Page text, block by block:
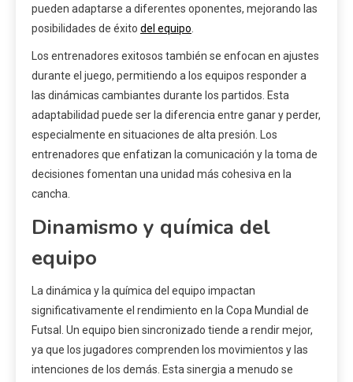
pueden adaptarse a diferentes oponentes, mejorando las
posibilidades de éxito del equipo.
Los entrenadores exitosos también se enfocan en ajustes
durante el juego, permitiendo a los equipos responder a
las dinámicas cambiantes durante los partidos. Esta
adaptabilidad puede ser la diferencia entre ganar y perder,
especialmente en situaciones de alta presión. Los
entrenadores que enfatizan la comunicación y la toma de
decisiones fomentan una unidad más cohesiva en la
cancha.
Dinamismo y química del
equipo
La dinámica y la química del equipo impactan
significativamente el rendimiento en la Copa Mundial de
Futsal. Un equipo bien sincronizado tiende a rendir mejor,
ya que los jugadores comprenden los movimientos y las
intenciones de los demás. Esta sinergia a menudo se